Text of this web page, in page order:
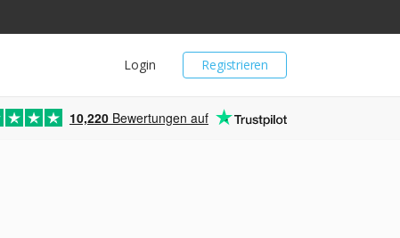
Registrieren
Login
10,220 Bewertungen auf